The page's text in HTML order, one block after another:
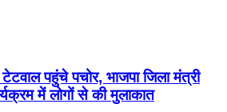
पहुंचे पचोर, भाजपा जिला मंत्री
में लोगों से की मुलाकात